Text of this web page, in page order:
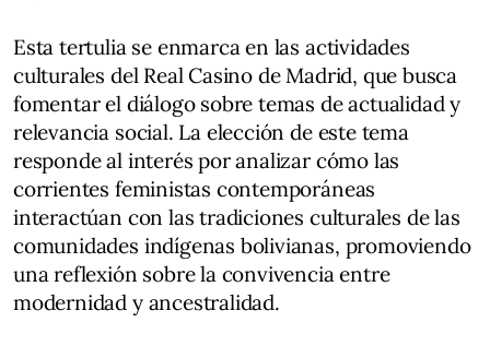
Esta tertulia se enmarca en las actividades
culturales del Real Casino de Madrid, que busca
fomentar el diálogo sobre temas de actualidad y
relevancia social. La elección de este tema
responde al interés por analizar cómo las
corrientes feministas contemporáneas
interactúan con las tradiciones culturales de las
comunidades indígenas bolivianas, promoviendo
una reflexión sobre la convivencia entre
modernidad y ancestralidad.